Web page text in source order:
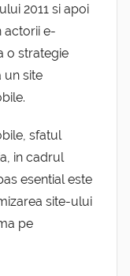
2011 si apoi
actorii e-
o strategie
un site
sfatul
in cadrul
esential este
site-ului
pe